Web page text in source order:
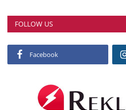
FOLLOW US
Facebook